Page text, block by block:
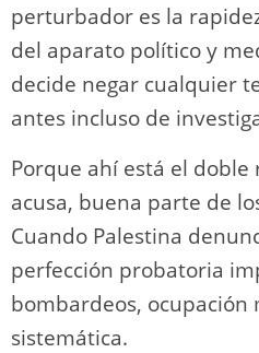
perturbador es la
del aparato político y
decide negar cualquier
antes incluso de
Porque ahí está el doble
acusa, buena parte de
Cuando Palestina
perfección probatoria
bombardeos,
sistemática.